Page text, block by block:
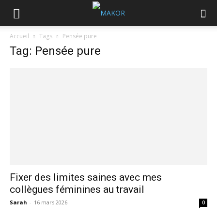
Accueil Tags Pensée pure
Tag: Pensée pure
Fixer des limites saines avec mes
collègues féminines au travail
Sarah - 16 mars 2026 0